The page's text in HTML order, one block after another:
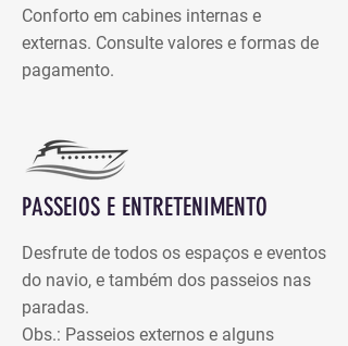
Conforto em cabines internas e
externas. Consulte valores e formas de
pagamento.
PASSEIOS E ENTRETENIMENTO
Desfrute de todos os espaços e eventos
do navio, e também dos passeios nas
paradas.
Obs.: Passeios externos e alguns